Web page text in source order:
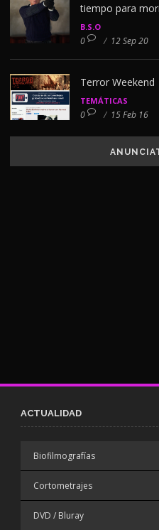
tiempo para
B.S.O
0 / 12 Sep 20
Terror Weekend
TEMÁTICAS
0 / 15 Feb 16
ACTUALIDAD
Biofilmografías
Cortometrajes
DVD / Bluray